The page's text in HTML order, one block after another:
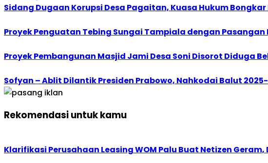
Sidang Dugaan Korupsi Desa Pagaitan, Kuasa Hukum
Proyek Penguatan Tebing Sungai Tampiala dengan Pasangan
Proyek Pembangunan Masjid Jami Desa Soni Disorot Diduga
Sofyan – Ablit Dilantik Presiden Prabowo, Nahkodai Balut
Rekomendasi untuk kamu
Klarifikasi Perusahaan Leasing WOM Palu Buat Netizen